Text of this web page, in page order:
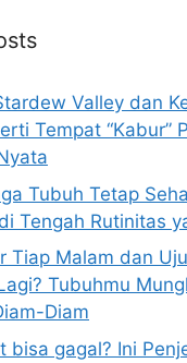
Valley dan
Tempat “Kabur”
Tubuh Tetap
Tengah Rutinitas
Tiap Malam dan
Tubuhmu
Diam
bisa gagal? Ini